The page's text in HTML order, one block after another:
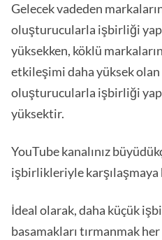
Gelecek vadeden
oluşturucularla işbirliği
yüksekken, köklü
etkileşimi daha yüksek
oluşturucularla işbirliği
yüksektir.
YouTube kanalınız
işbirlikleriyle karşılaşmaya
İdeal olarak, daha küçük
basamakları tırmanmak